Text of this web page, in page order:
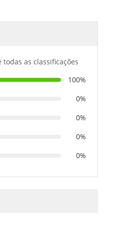
as classificações
100%
0%
0%
0%
0%